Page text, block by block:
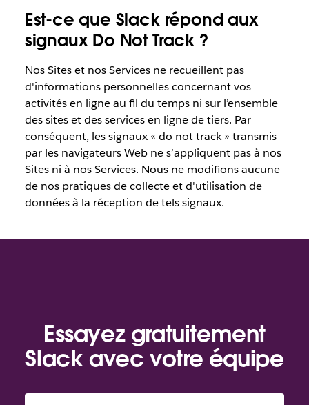
Est-ce que Slack répond aux
signaux Do Not Track ?
Nos Sites et nos Services ne recueillent pas
d'informations personnelles concernant vos
activités en ligne au fil du temps ni sur l’ensemble
des sites et des services en ligne de tiers. Par
conséquent, les signaux « do not track » transmis
par les navigateurs Web ne s’appliquent pas à nos
Sites ni à nos Services. Nous ne modifions aucune
de nos pratiques de collecte et d'utilisation de
données à la réception de tels signaux.
Essayez gratuitement
Slack avec votre équipe